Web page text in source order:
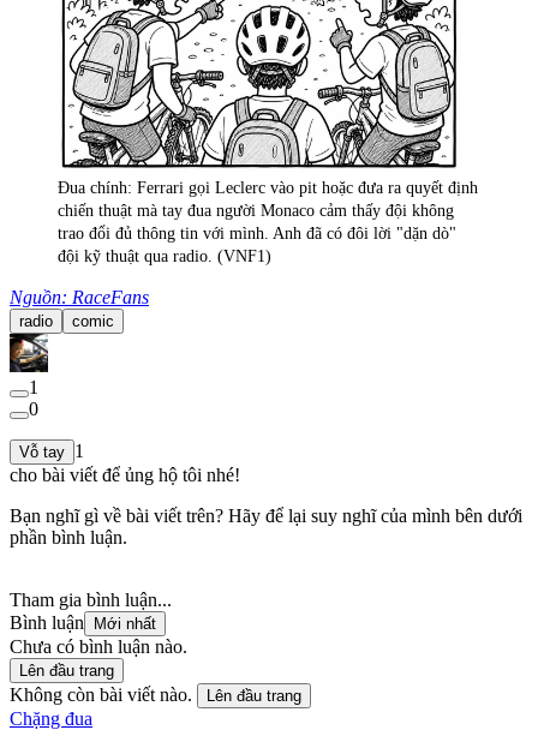
Đua chính: Ferrari gọi Leclerc vào pit hoặc đưa ra quyết định
chiến thuật mà tay đua người Monaco cảm thấy đội không
trao đổi đủ thông tin với mình. Anh đã có đôi lời "dặn dò"
đội kỹ thuật qua radio. (VNF1)
Nguồn: RaceFans
radio comic
1
0
Vỗ tay 1
cho bài viết để ủng hộ tôi nhé!
Bạn nghĩ gì về bài viết trên? Hãy để lại suy nghĩ của mình bên dưới
phần bình luận.
Tham gia bình luận...
Bình luận
Mới nhất
Chưa có bình luận nào.
Lên đầu trang
Không còn bài viết nào. Lên đầu trang
Chặng đua